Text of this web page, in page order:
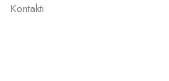
Kontakti